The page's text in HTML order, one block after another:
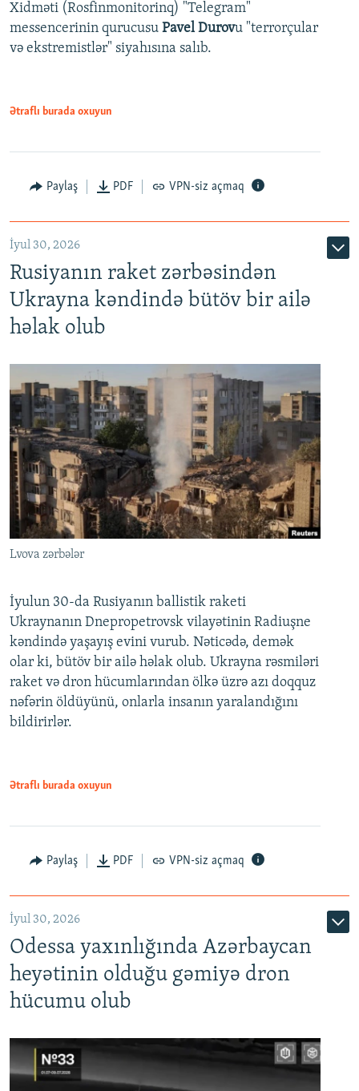
Xidməti (Rosfinmonitorinq) "Telegram"
messencerinin qurucusu Pavel Durovu "terrorçular
və ekstremistlər" siyahısına salıb.
Ətraflı burada oxuyun
Paylaş PDF VPN-siz açmaq
İyul 30, 2026
Rusiyanın raket zərbəsindən
Ukrayna kəndində bütöv bir ailə
həlak olub
Lvova zərbələr
İyulun 30-da Rusiyanın ballistik raketi
Ukraynanın Dnepropetrovsk vilayətinin Radiuşne
kəndində yaşayış evini vurub. Nəticədə, demək
olar ki, bütöv bir ailə həlak olub. Ukrayna rəsmiləri
raket və dron hücumlarından ölkə üzrə azı doqquz
nəfərin öldüyünü, onlarla insanın yaralandığını
bildirirlər.
Ətraflı burada oxuyun
Paylaş PDF VPN-siz açmaq
İyul 30, 2026
Odessa yaxınlığında Azərbaycan
heyətinin olduğu gəmiyə dron
hücumu olub